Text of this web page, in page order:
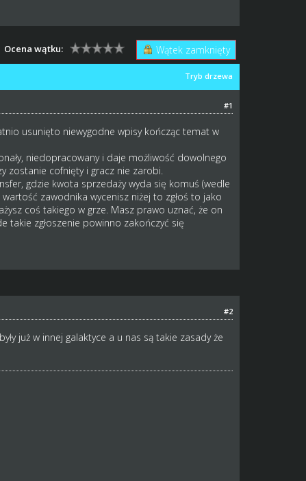
Wątek zamknięty
Ocena wątku:
Tryb drzewa
#1
usunięto niewygodne wpisy kończąc temat w
niedopracowany i daje możliwość dowolnego
zostanie cofnięty i gracz nie zarobi.
gdzie kwota sprzedaży wyda się komuś (wedle
zawodnika wycenisz niżej to zgłoś to jako
coś takiego w grze. Masz prawo uznać, że on
takie zgłoszenie powinno zakończyć się
#2
już w innej galaktyce a u nas są takie zasady że